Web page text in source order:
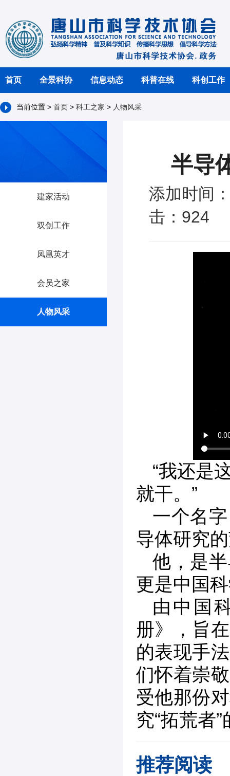
首页 全景科协 信息动态 科普在线 科创工作
当前位置 > 首页 > 科工之家 > 人物风采
建家活动
双创工作
凤凰英才
会员之家
人物风采
半导
添加时间
击：924
“我还是
就干。”
一个名
导体研究
他，是
更是中国
由中国
册》，旨
的表现手
们怀着崇
受他那份
究“拓荒者
推荐阅读